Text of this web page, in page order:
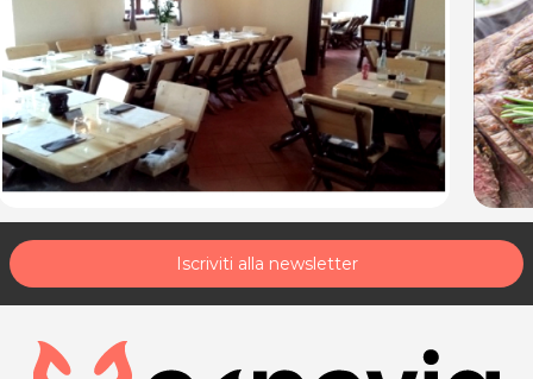
Iscriviti alla newsletter